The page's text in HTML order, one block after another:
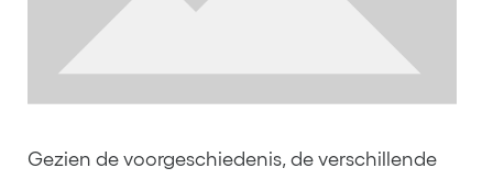
Gezien de voorgeschiedenis, de verschillende